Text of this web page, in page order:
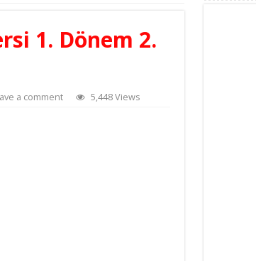
1. Dönem 2.
a comment 5,448 Views